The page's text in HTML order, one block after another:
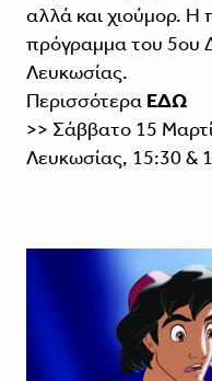
αλλά και χιούμορ.
πρόγραμμα του 5ου
Λευκωσίας.
Περισσότερα ΕΔΩ
>> Σάββατο 15
Λευκωσίας, 15:30 &